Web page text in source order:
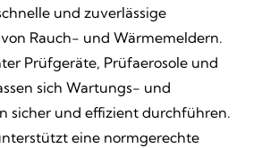
und zuverlässige
Rauch- und Wärmemeldern.
Prüfgeräte, Prüfaerosole und
sich Wartungs- und
sicher und effizient durchführen.
eine normgerechte